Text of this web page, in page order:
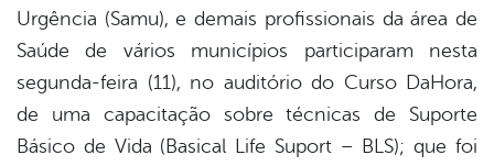
Urgência (Samu), e demais profissionais da área de
Saúde de vários municípios participaram nesta
segunda-feira (11), no auditório do Curso DaHora,
de uma capacitação sobre técnicas de Suporte
Básico de Vida (Basical Life Suport – BLS); que foi